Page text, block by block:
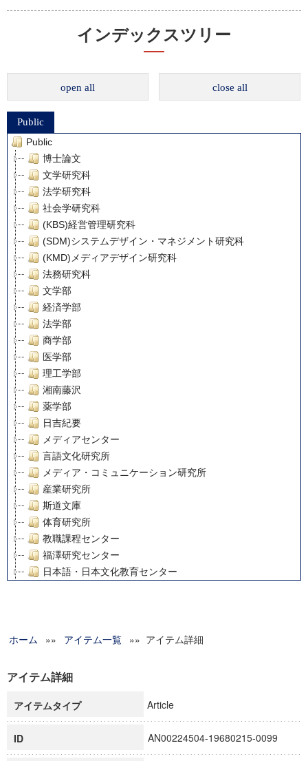
インデックスツリー
open all close all
Public
Public
博士論文
文学研究科
法学研究科
社会学研究科
(KBS)経営管理研究科
(SDM)システムデザイン・マネジメント研究科
(KMD)メディアデザイン研究科
法務研究科
文学部
経済学部
法学部
商学部
医学部
理工学部
湘南藤沢
薬学部
日吉紀要
メディアセンター
言語文化研究所
メディア・コミュニケーション研究所
産業研究所
斯道文庫
体育研究所
教職課程センター
福澤研究センター
日本語・日本文化教育センター
グローバルリサーチインスティテュート
科学研究費補助金研究成果報告書
慶應義塾大学グローバルCOEプログラム市民社会ガバナンス
慶應義塾大学グローバルCOEプログラム論理と感性の先端的
博士課程教育リーディングプログラム「超成熟社会発展のサ
学術雑誌掲載論文等(8)
ホーム »» アイテム一覧 »» アイテム詳細
アイテム詳細
アイテムタイプ Article
ID AN00224504-19680215-0099